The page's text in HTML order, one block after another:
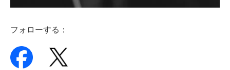
フォローする：